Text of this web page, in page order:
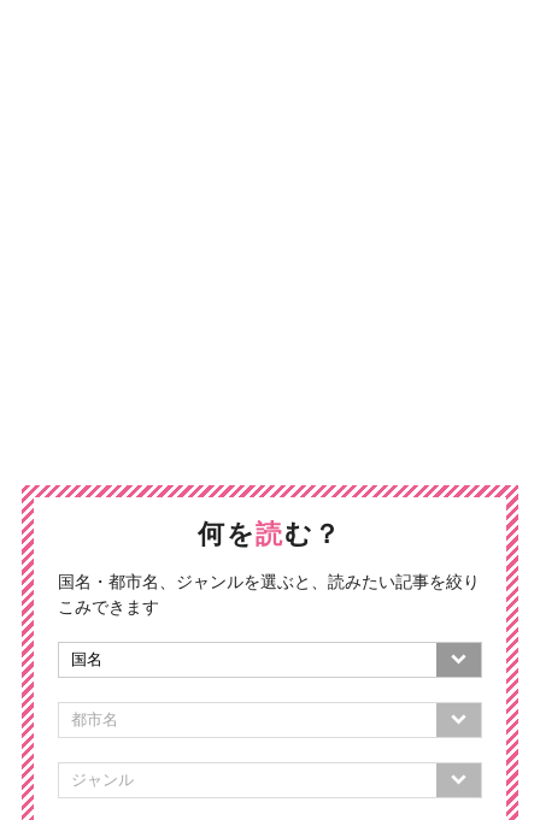
何を読む？
国名・都市名、ジャンルを選ぶと、読みたい記事を絞り
こみできます